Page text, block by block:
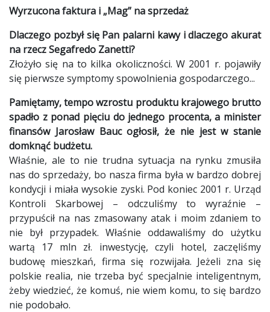
Wyrzucona faktura i „Mag” na sprzedaż
Dlaczego pozbył się Pan palarni kawy i dlaczego akurat
na rzecz Segafredo Zanetti?
Złożyło się na to kilka okoliczności. W 2001 r. pojawiły
się pierwsze symptomy spowolnienia gospodarczego...
Pamiętamy, tempo wzrostu produktu krajowego brutto
spadło z ponad pięciu do jednego procenta, a minister
finansów Jarosław Bauc ogłosił, że nie jest w stanie
domknąć budżetu.
Właśnie, ale to nie trudna sytuacja na rynku zmusiła
nas do sprzedaży, bo nasza firma była w bardzo dobrej
kondycji i miała wysokie zyski. Pod koniec 2001 r. Urząd
Kontroli Skarbowej – odczuliśmy to wyraźnie –
przypuścił na nas zmasowany atak i moim zdaniem to
nie był przypadek. Właśnie oddawaliśmy do użytku
wartą 17 mln zł. inwestycję, czyli hotel, zaczęliśmy
budowę mieszkań, firma się rozwijała. Jeżeli zna się
polskie realia, nie trzeba być specjalnie inteligentnym,
żeby wiedzieć, że komuś, nie wiem komu, to się bardzo
nie podobało.